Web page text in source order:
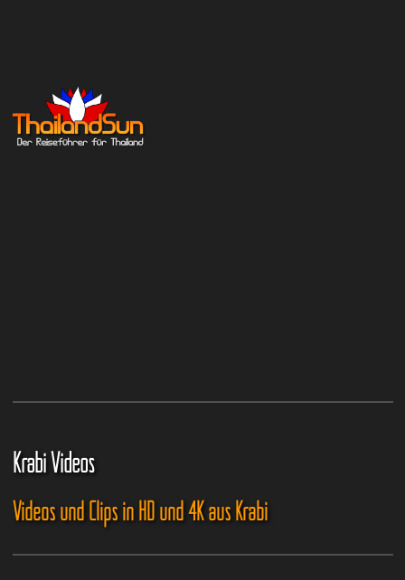
Krabi Videos
Videos und Clips in HD und 4K aus Krabi